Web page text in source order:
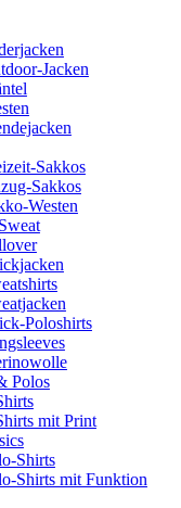
Jacken
Sakkos
Sakkos
Westen
Poloshirts
Polos
mit Print
Shirts
Shirts mit Funktion